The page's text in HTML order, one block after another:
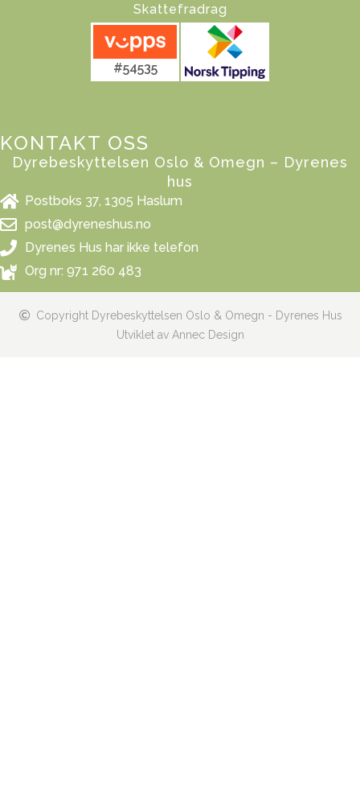
Skattefradrag
#54535
KONTAKT OSS
Dyrebeskyttelsen Oslo & Omegn – Dyrenes
hus
Postboks 37, 1305 Haslum
post@dyreneshus.no
Dyrenes Hus har ikke telefon
Org nr: 971 260 483
Copyright Dyrebeskyttelsen Oslo & Omegn - Dyrenes Hus
Utviklet av Annec Design